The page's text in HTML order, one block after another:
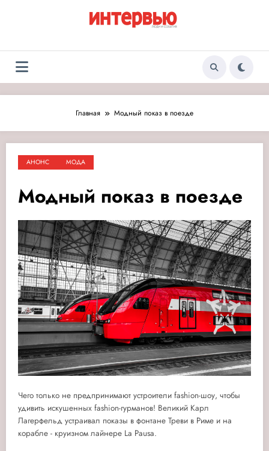
Журнал «Интервью:
Люди и события»
Люди и события
Главная Модный показ в поезде
АНОНС МОДА
Модный показ в поезде
Чего только не предпринимают устроители fashion-шоу, чтобы
удивить искушенных fashion-гурманов! Великий Карл
Лагерфельд устраивал показы в фонтане Треви в Риме и на
корабле - круизном лайнере La Pausa.